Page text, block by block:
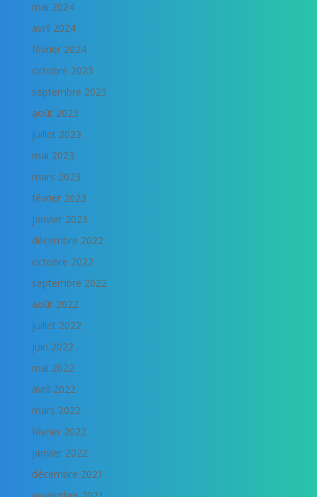
mai 2024
avril 2024
février 2024
octobre 2023
septembre 2023
août 2023
juillet 2023
mai 2023
mars 2023
février 2023
janvier 2023
décembre 2022
octobre 2022
septembre 2022
août 2022
juillet 2022
juin 2022
mai 2022
avril 2022
mars 2022
février 2022
janvier 2022
décembre 2021